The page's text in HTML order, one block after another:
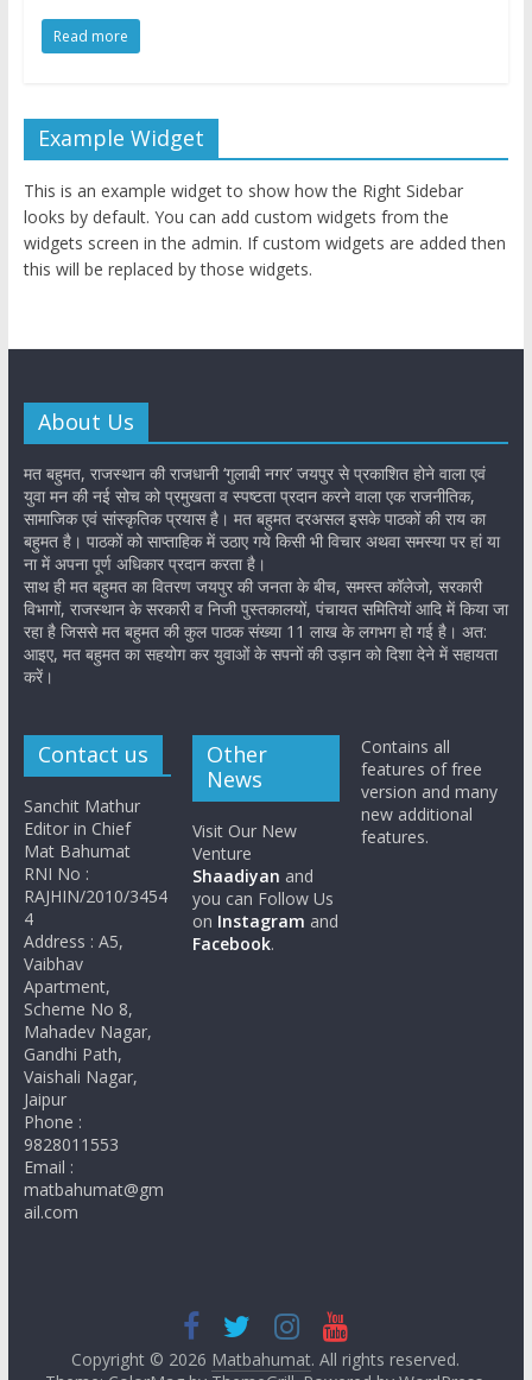
Read more
Example Widget
This is an example widget to show how the Right Sidebar
looks by default. You can add custom widgets from the
widgets screen in the admin. If custom widgets are added then
this will be replaced by those widgets.
About Us
मत बहुमत, राजस्थान की राजधानी ‘गुलाबी नगर’ जयपुर से प्रकाशित होने वाला एवं
युवा मन की नई सोच को प्रमुखता व स्पष्टता प्रदान करने वाला एक राजनीतिक,
सामाजिक एवं सांस्कृतिक प्रयास है। मत बहुमत दरअसल इसके पाठकों की राय का
बहुमत है। पाठकों को साप्ताहिक में उठाए गये किसी भी विचार अथवा समस्या पर हां या
ना में अपना पूर्ण अधिकार प्रदान करता है।
साथ ही मत बहुमत का वितरण जयपुर की जनता के बीच, समस्त कॉलेजो, सरकारी
विभागों, राजस्थान के सरकारी व निजी पुस्तकालयों, पंचायत समितियों आदि में किया जा
रहा है जिससे मत बहुमत की कुल पाठक संख्या 11 लाख के लगभग हो गई है। अत:
आइए, मत बहुमत का सहयोग कर युवाओं के सपनों की उड़ान को दिशा देने में सहायता
करें।
Contact us
Sanchit Mathur
Editor in Chief
Mat Bahumat
RNI No :
RAJHIN/2010/3454
4
Address : A5,
Vaibhav
Apartment,
Scheme No 8,
Mahadev Nagar,
Gandhi Path,
Vaishali Nagar,
Jaipur
Phone :
9828011553
Email :
matbahumat@gm
ail.com
Other
News
Visit Our New
Venture
Shaadiyan and
you can Follow Us
on Instagram and
Facebook.
Contains all
features of free
version and many
new additional
features.
Copyright © 2026 Matbahumat. All rights reserved.